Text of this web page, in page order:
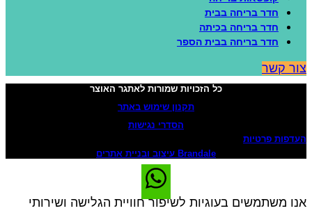
חדר בריחה בבית
חדר בריחה בכיתה
חדר בריחה בבית הספר
קשר
כל הזכויות שמורות לאתגר האוצר
תקנון שימוש באתר
הסדרי נגישות
פרטיות
Brandale עיצוב ובניית אתרים
משתמשים בעוגיות לשיפור חוויית הגלישה ושירותי